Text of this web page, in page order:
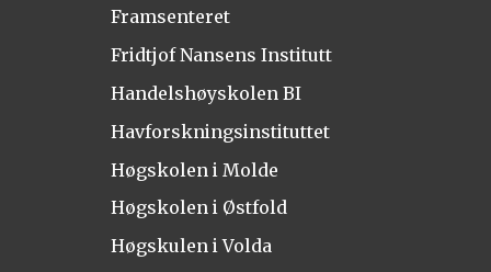
Framsenteret
Fridtjof Nansens Institutt
Handelshøyskolen BI
Havforskningsinstituttet
Høgskolen i Molde
Høgskolen i Østfold
Høgskulen i Volda